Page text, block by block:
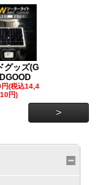
グッズ(G
(税込14,4
10円)
>